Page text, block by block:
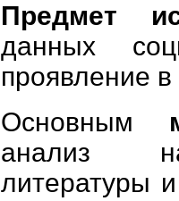
Предмет
данных
проявление
Основным
анализ
литературы